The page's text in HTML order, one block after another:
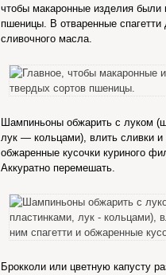
чтобы макаронные изделия были
пшеницы. В отваренные спагетти
сливочного масла.
Шампиньоны обжарить с луком
лук — кольцами), влить сливки и
обжаренные кусочки куриного
Аккуратно перемешать.
Брокколи или цветную капусту